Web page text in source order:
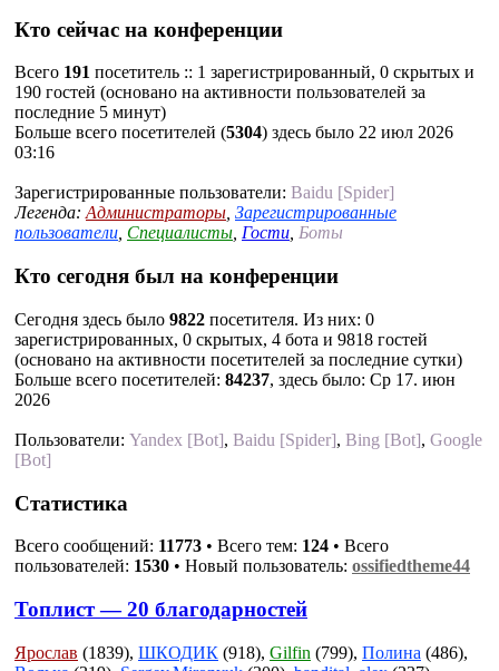
Кто сейчас на конференции
Всего 191 посетитель :: 1 зарегистрированный, 0 скрытых и
190 гостей (основано на активности пользователей за
последние 5 минут)
Больше всего посетителей (5304) здесь было 22 июл 2026
03:16
Зарегистрированные пользователи: Baidu [Spider]
Легенда:Администраторы, Зарегистрированные
пользователи, Специалисты, Гости, Боты
Кто сегодня был на конференции
Сегодня здесь было 9822 посетителя. Из них: 0
зарегистрированных, 0 скрытых, 4 бота и 9818 гостей
(основано на активности посетителей за последние сутки)
Больше всего посетителей: 84237, здесь было: Ср 17. июн
2026
Пользователи: Yandex [Bot], Baidu [Spider], Bing [Bot], Google
[Bot]
Статистика
Всего сообщений: 11773 • Всего тем: 124 • Всего
пользователей: 1530 • Новый пользователь: ossifiedtheme44
Топлист — 20 благодарностей
Ярослав (1839), ШКОДИК (918), Gilfin (799), Полина (486),